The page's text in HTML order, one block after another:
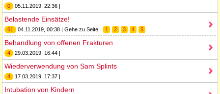
0 05.11.2019, 22:36 |
Belastende Einsätze!
61 04.11.2019, 00:38 | Gehe zu Seite: 1 2 3 4 5
Behandlung von offenen Frakturen
4 29.03.2019, 16:44 |
Wiederverwendung von Sam Splints
4 17.03.2019, 17:37 |
Intubation von Kindern